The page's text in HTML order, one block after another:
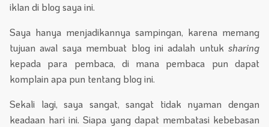
iklan di blog saya ini.
Saya hanya menjadikannya sampingan, karena memang
tujuan awal saya membuat blog ini adalah untuk sharing
kepada para pembaca, di mana pembaca pun dapat
komplain apa pun tentang blog ini.
Sekali lagi, saya sangat, sangat tidak nyaman dengan
keadaan hari ini. Siapa yang dapat membatasi kebebasan